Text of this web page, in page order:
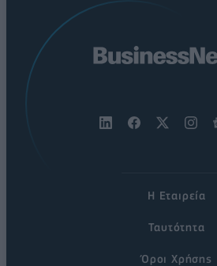
Η Εταιρεία
Ταυτότητα
Όροι Χρήσης